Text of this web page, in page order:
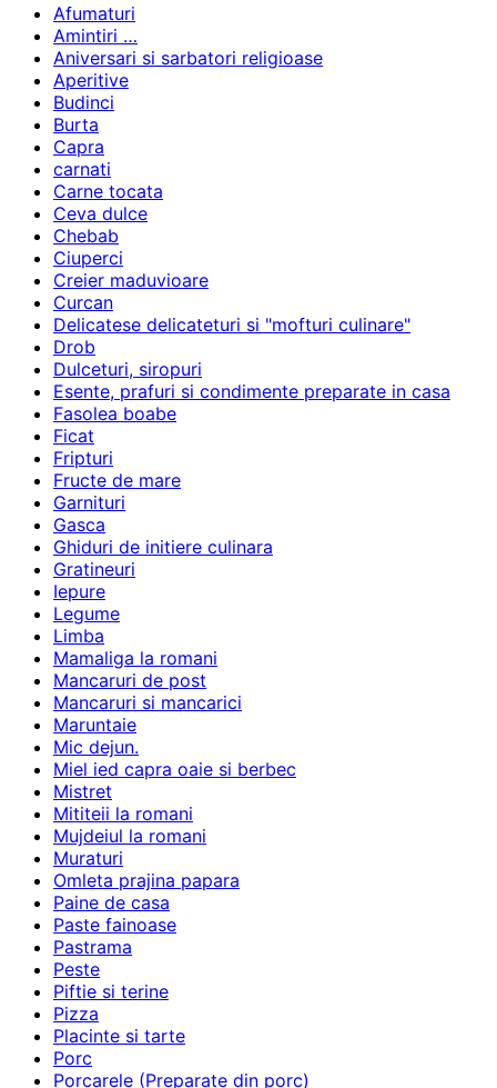
Afumaturi
Amintiri …
Aniversari si sarbatori religioase
Aperitive
Budinci
Burta
Capra
carnati
Carne tocata
Ceva dulce
Chebab
Ciuperci
Creier maduvioare
Curcan
Delicatese delicateturi si "mofturi culinare"
Drob
Dulceturi, siropuri
Esente, prafuri si condimente preparate in casa
Fasolea boabe
Ficat
Fripturi
Fructe de mare
Garnituri
Gasca
Ghiduri de initiere culinara
Gratineuri
Iepure
Legume
Limba
Mamaliga la romani
Mancaruri de post
Mancaruri si mancarici
Maruntaie
Mic dejun.
Miel ied capra oaie si berbec
Mistret
Mititeii la romani
Mujdeiul la romani
Muraturi
Omleta prajina papara
Paine de casa
Paste fainoase
Pastrama
Peste
Piftie si terine
Pizza
Placinte si tarte
Porc
Porcarele (Preparate din porc)